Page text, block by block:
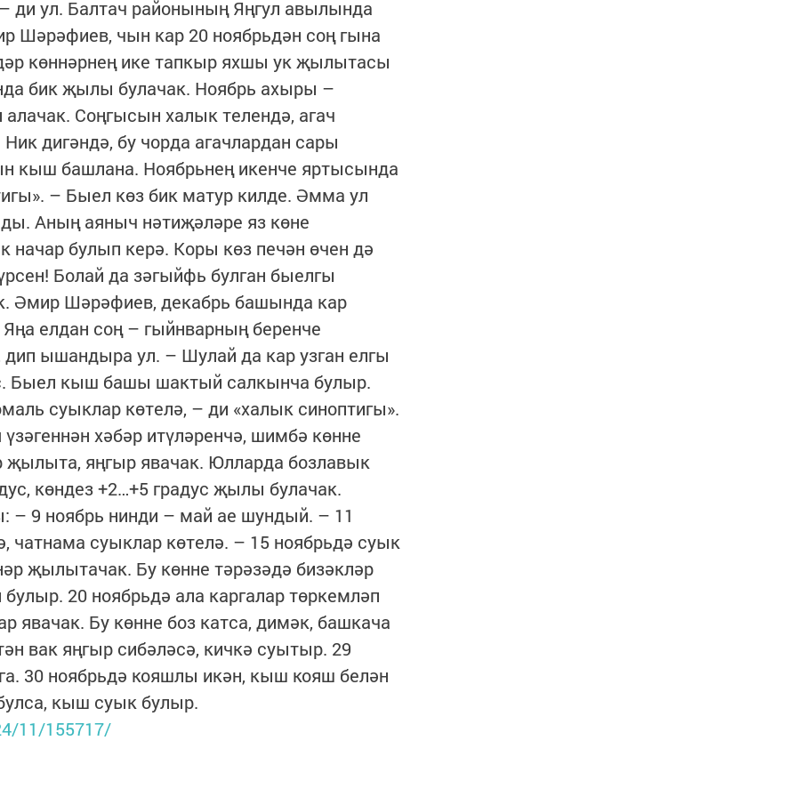
ди ул. Балтач районының Яңгул авылында
Шәрәфиев, чын кар 20 ноябрьдән соң гына
көннәрнең ике тапкыр яхшы ук җылытасы
бик җылы булачак. Ноябрь ахыры –
Соңгысын халык телендә, агач
дигәндә, бу чорда агачлардан сары
кыш башлана. Ноябрьнең икенче яртысында
– Быел көз бик матур килде. Әмма ул
Аның аяныч нәтиҗәләре яз көне
булып керә. Коры көз печән өчен дә
Болай да зәгыйфь булган быелгы
Әмир Шәрәфиев, декабрь башында кар
елдан соң – гыйнварның беренче
ышандыра ул. – Шулай да кар узган елгы
Быел кыш башы шактый салкынча булыр.
суыклар көтелә, – ди «халык синоптигы».
хәбәр итүләренчә, шимбә көнне
җылыта, яңгыр явачак. Юлларда бозлавык
көндез +2…+5 градус җылы булачак.
9 ноябрь нинди – май ае шундый. – 11
чатнама суыклар көтелә. – 15 ноябрьдә суык
җылытачак. Бу көнне тәрәзәдә бизәкләр
20 ноябрьдә ала каргалар төркемләп
явачак. Бу көнне боз катса, димәк, башкача
вак яңгыр сибәләсә, кичкә суытыр. 29
30 ноябрьдә кояшлы икән, кыш кояш белән
кыш суык булыр.
11/155717/